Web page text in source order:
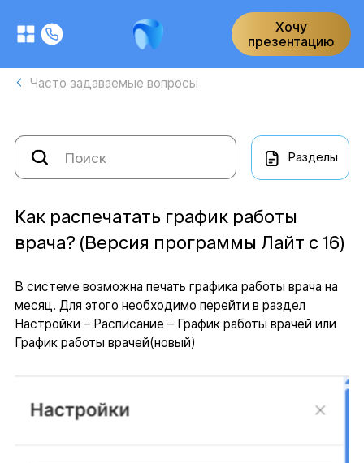
Хочу
презентацию
Часто задаваемые вопросы
Разделы
Как распечатать график работы
врача? (Версия программы Лайт с 16)
В системе возможна печать графика работы врача на
месяц. Для этого необходимо перейти в раздел
Настройки – Расписание – График работы врачей или
График работы врачей(новый)